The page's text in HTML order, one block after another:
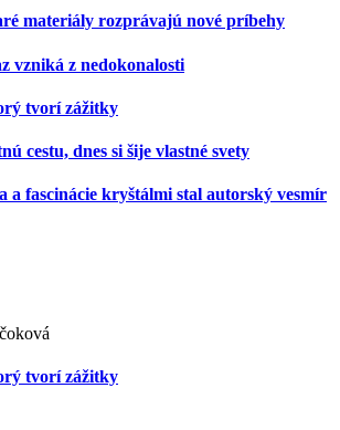
materiály rozprávajú nové príbehy
vzniká z nedokonalosti
tvorí zážitky
cestu, dnes si šije vlastné svety
a fascinácie kryštálmi stal autorský vesmír
tvorí zážitky